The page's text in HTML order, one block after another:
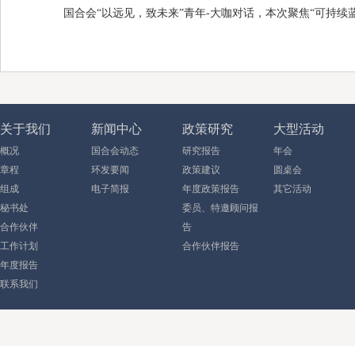
国合会“以远见，致未来”青年-大咖对话，本次聚焦“可持续
关于我们
概况
章程
组成
秘书处
合作伙伴
工作计划
年度报告
联系我们
新闻中心
国合会动态
环发要闻
电子简报
政策研究
研究报告
政策建议
年度政策报告
委员、特邀顾问报
告
合作伙伴报告
大型活动
年会
圆桌会
其它活动